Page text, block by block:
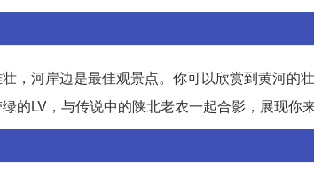
，河岸边是最佳观景点。你可以欣赏到黄河的
的LV，与传说中的陕北老农一起合影，展现你